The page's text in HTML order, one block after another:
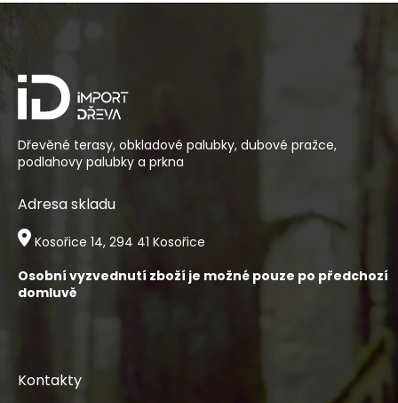
k
Z
a
Dřevěné terasy, obkladové palubky, dubové pražce,
podlahovy palubky a prkna
Adresa skladu
Kosořice 14, 294 41 Kosořice
Osobní vyzvednutí zboží je možné pouze po předchozí
domluvě
Kontakty